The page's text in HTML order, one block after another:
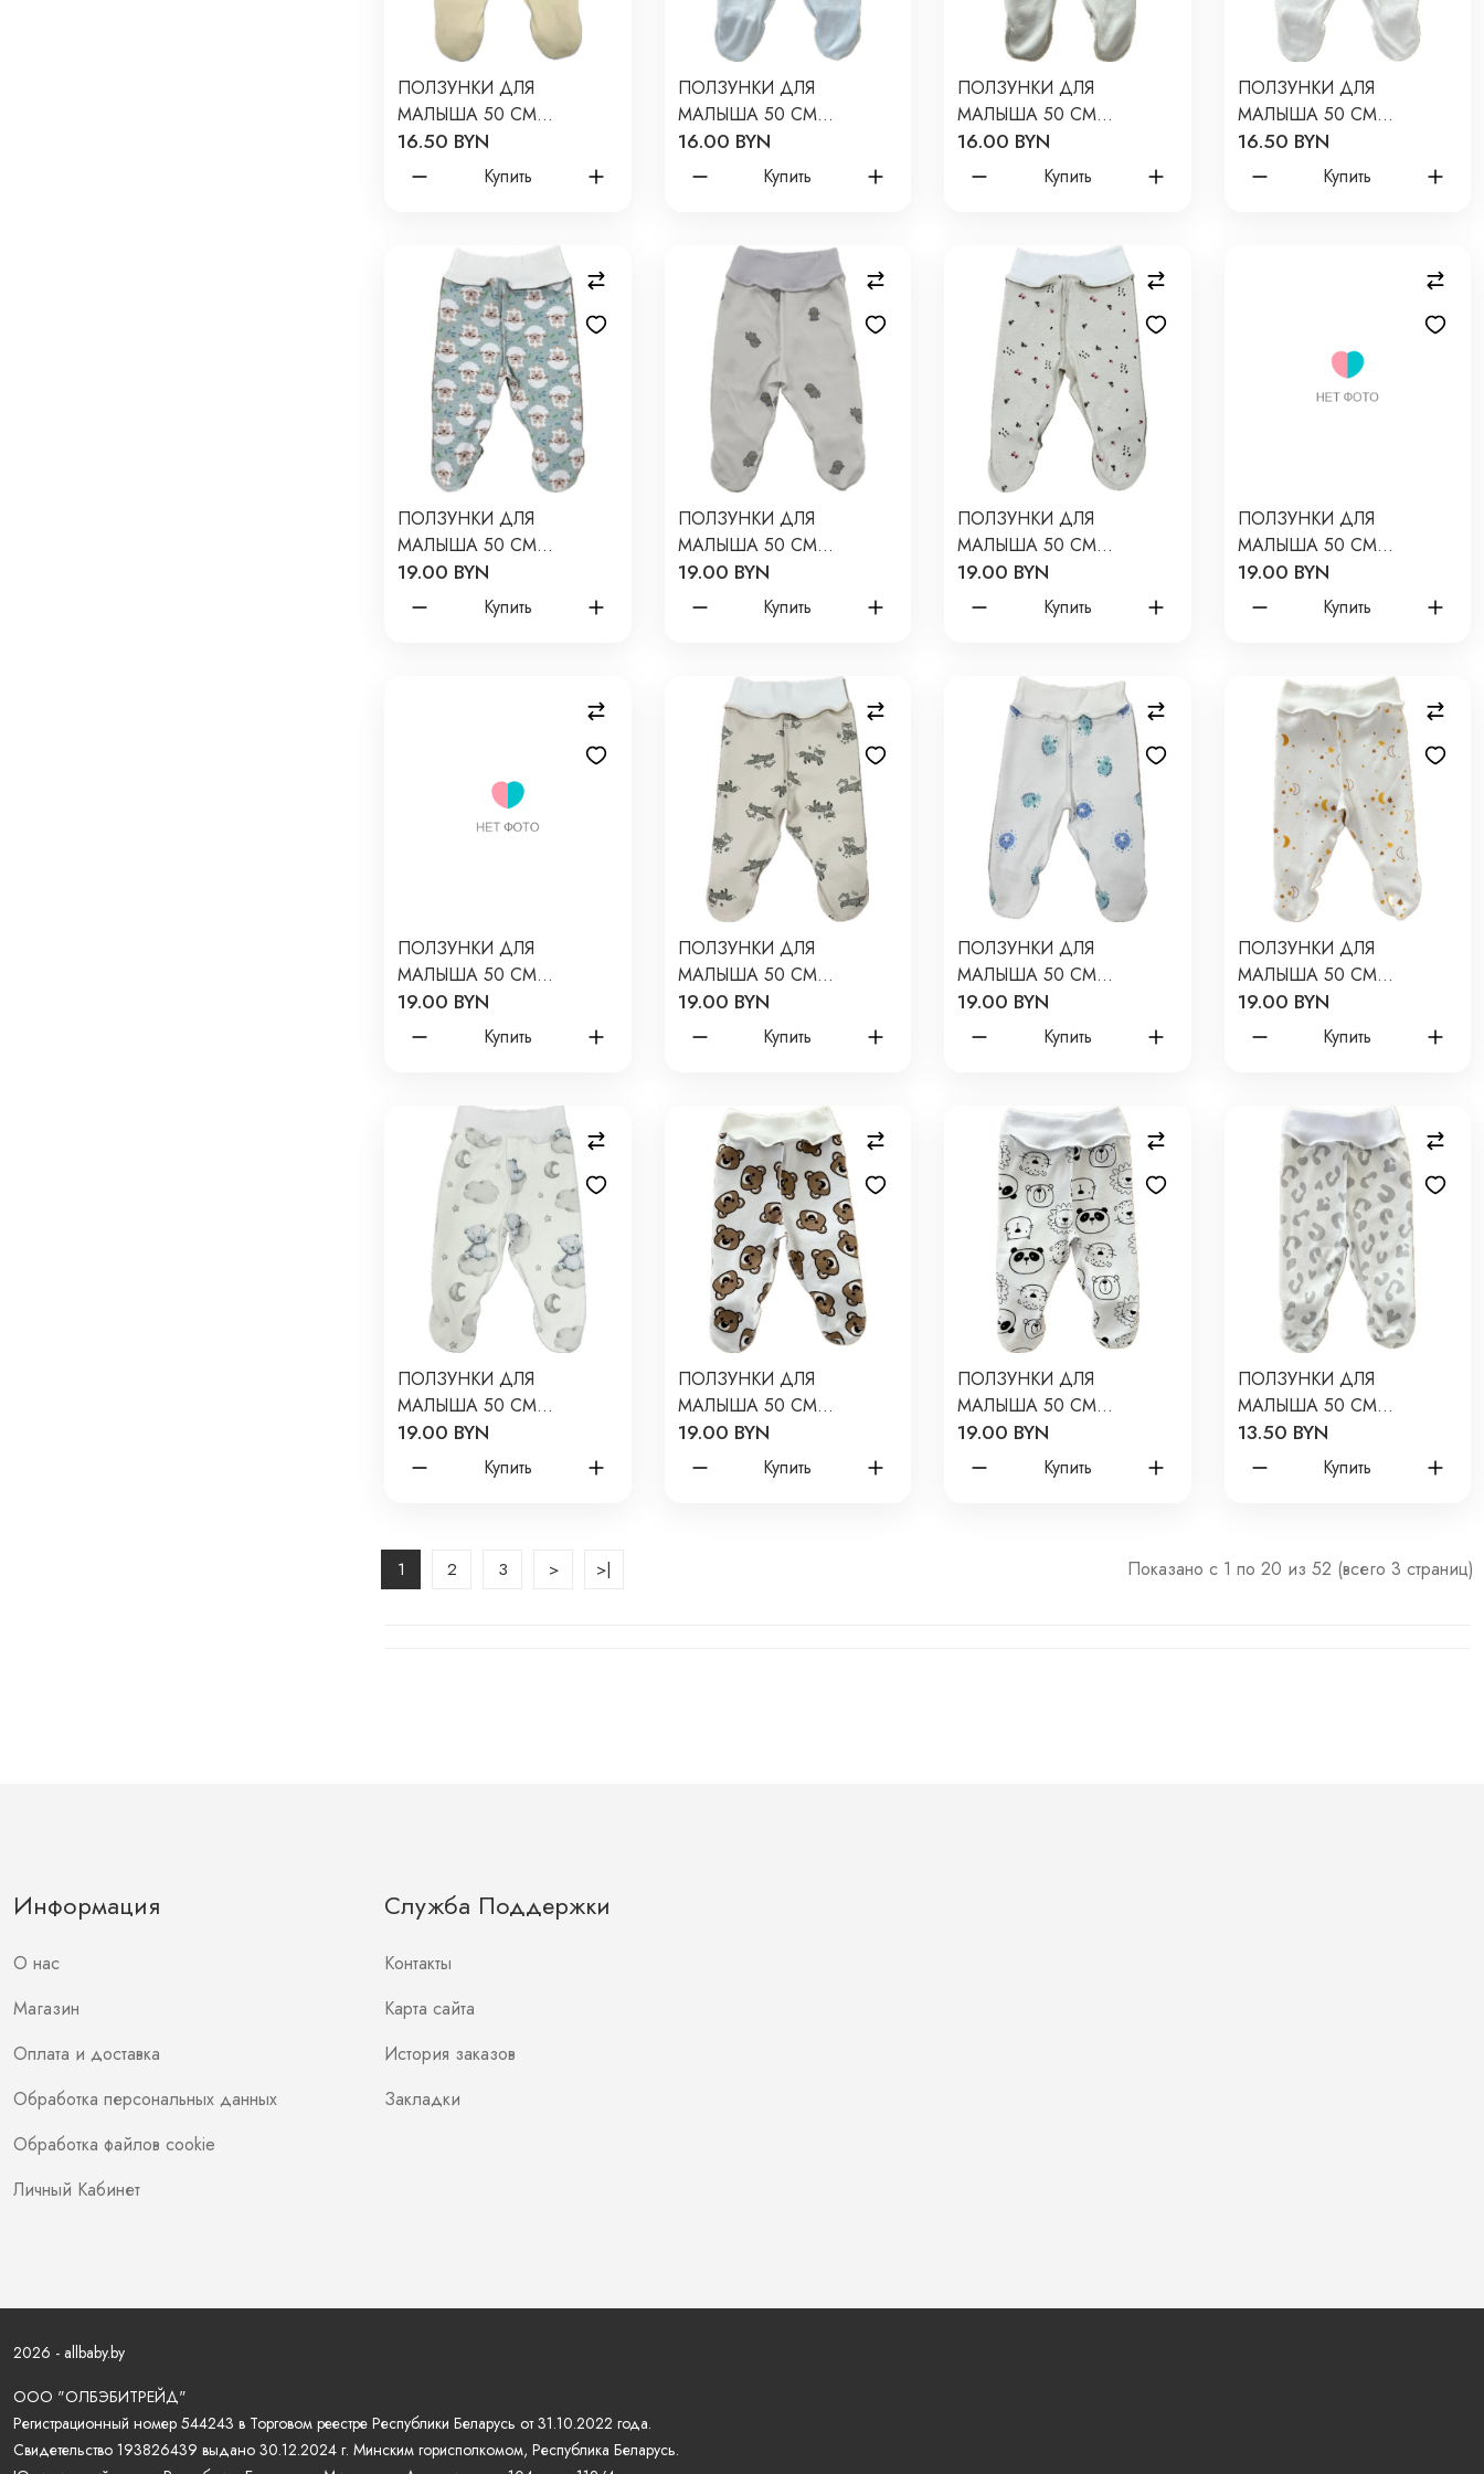
ПОЛЗУНКИ ДЛЯ
МАЛЫША 50 СМ
NEWBORN
ОДНОТОННЫЕ: КРЕМ-
БРЮЛЕ Т-132/О
16.50 BYN
Купить
ПОЛЗУНКИ ДЛЯ
МАЛЫША 50 СМ
NEWBORN
ОДНОТОННЫЕ:
НЕБЕСНЫЙ Т-132/О
16.00 BYN
Купить
ПОЛЗУНКИ ДЛЯ
МАЛЫША 50 СМ
NEWBORN
ОДНОТОННЫЕ: СЕРЫЙ
16.00 BYN
Купить
ПОЛЗУНКИ ДЛЯ
МАЛЫША 50 СМ
NEWBORN
ОДНОТОННЫЕ: ЭКРЮ
16.50 BYN
Купить
ПОЛЗУНКИ ДЛЯ
МАЛЫША 50 СМ
NEWBORN ПРИНТ:
БАРАШКИ НА МЕНТОЛ
19.00 BYN
Купить
ПОЛЗУНКИ ДЛЯ
МАЛЫША 50 СМ
NEWBORN ПРИНТ:
БАРАШКИ Т-132
19.00 BYN
Купить
ПОЛЗУНКИ ДЛЯ
МАЛЫША 50 СМ
NEWBORN ПРИНТ:
ЖЕЛУДИ Т-132
19.00 BYN
Купить
ПОЛЗУНКИ ДЛЯ
МАЛЫША 50 СМ
NEWBORN ПРИНТ:
ЗАЙКИ НА ГОЛУБОМ
19.00 BYN
Купить
ПОЛЗУНКИ ДЛЯ
МАЛЫША 50 СМ
NEWBORN ПРИНТ:
ЛЕОПАРДЫ Т-132
19.00 BYN
Купить
ПОЛЗУНКИ ДЛЯ
МАЛЫША 50 СМ
NEWBORN ПРИНТ:
ЛИСИЧКИ Т-132
19.00 BYN
Купить
ПОЛЗУНКИ ДЛЯ
МАЛЫША 50 СМ
NEWBORN ПРИНТ: ЛУНА
И ДИНО Т-132
19.00 BYN
Купить
ПОЛЗУНКИ ДЛЯ
МАЛЫША 50 СМ
NEWBORN ПРИНТ:
МЕСЯЦ И ЗВЕЗДОЧКИ
19.00 BYN
Купить
ПОЛЗУНКИ ДЛЯ
МАЛЫША 50 СМ
NEWBORN ПРИНТ:
МИШКИ НА ОБЛАКАХ
19.00 BYN
Купить
ПОЛЗУНКИ ДЛЯ
МАЛЫША 50 СМ
NEWBORN ПРИНТ:
МИШКИ ШОКОЛАДНЫЕ
19.00 BYN
Купить
ПОЛЗУНКИ ДЛЯ
МАЛЫША 50 СМ
NEWBORN ПРИНТ:
ПАНДОЧКИ И ЛЬВЯТА
19.00 BYN
Купить
ПОЛЗУНКИ ДЛЯ
МАЛЫША 50 СМ
NEWBORN ПРИНТ:
ПЯТНЫШКИ СЕРЫЕ Т-132
13.50 BYN
Купить
1 2 3 > >| Показано с 1 по 20 из 52 (всего 3 страниц)
Информация
О нас
Магазин
Оплата и доставка
Обработка персональных данных
Обработка файлов cookie
Личный Кабинет
Служба Поддержки
Контакты
Карта сайта
История заказов
Закладки
2026 - allbaby.by
ООО "ОЛБЭБИТРЕЙД"
Регистрационный номер 544243 в Торговом реестре Республики Беларусь от 31.10.2022 года.
Свидетельство 193826439 выдано 30.12.2024 г. Минским горисполкомом, Республика Беларусь.